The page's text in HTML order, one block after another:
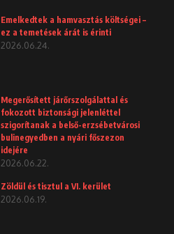
Emelkedtek a hamvasztás költségei –
ez a temetések árát is érinti
2026.06.24.
Megerősített járőrszolgálattal és
fokozott biztonsági jelenléttel
szigorítanak a belső-erzsébetvárosi
bulinegyedben a nyári főszezon
idejére
2026.06.22.
Zöldül és tisztul a VI. kerület
2026.06.19.